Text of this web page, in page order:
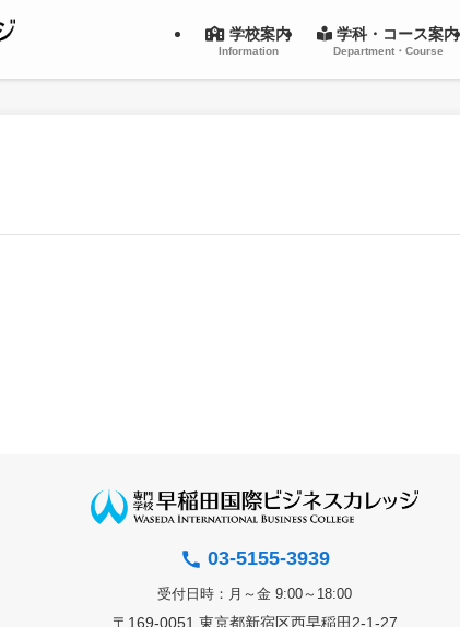
学校案内
Information
学科・コース案内
Department・Course
03-5155-3939
受付日時：月～金 9:00～18:00
〒169-0051 東京都新宿区西早稲田2-1-27